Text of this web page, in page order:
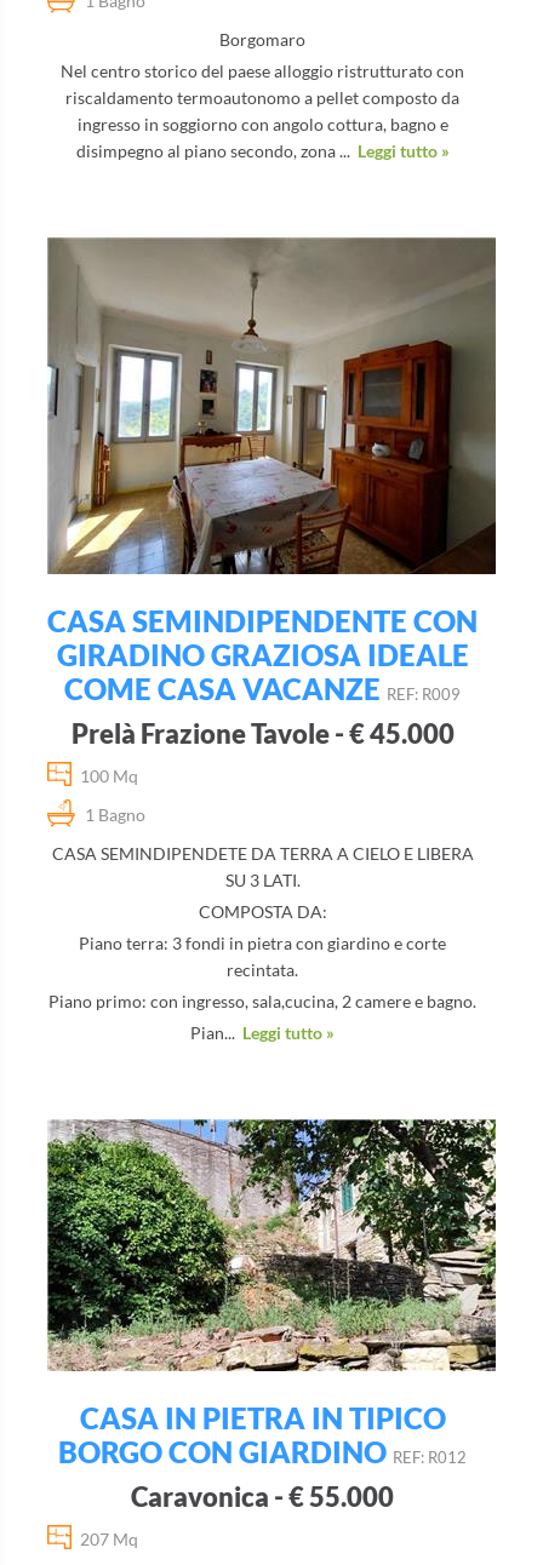
Borgomaro
Nel centro storico del paese alloggio ristrutturato con
riscaldamento termoautonomo a pellet composto da
ingresso in soggiorno con angolo cottura, bagno e
disimpegno al piano secondo, zona ... Leggi tutto »
CASA SEMINDIPENDENTE CON
GIRADINO GRAZIOSA IDEALE
COME CASA VACANZE REF: R009
Prelà Frazione Tavole - € 45.000
100 Mq
1 Bagno
CASA SEMINDIPENDETE DA TERRA A CIELO E LIBERA
SU 3 LATI.
COMPOSTA DA:
Piano terra: 3 fondi in pietra con giardino e corte
recintata.
Piano primo: con ingresso, sala,cucina, 2 camere e bagno.
Pian... Leggi tutto »
CASA IN PIETRA IN TIPICO
BORGO CON GIARDINO REF: R012
Caravonica - € 55.000
207 Mq